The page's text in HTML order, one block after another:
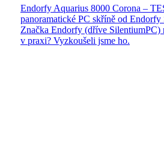
Endorfy Aquarius 8000 Corona –
panoramatické PC skříně od Endorfy
Značka Endorfy (dříve
v praxi? Vyzkoušeli jsme ho.